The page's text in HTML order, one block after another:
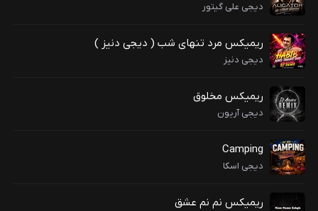
دیجی علی گیتور
ریمیکس مرد تنهای شب ( دیجی دنیز )
دیجی دنیز
ریمیکس مخلوق
دیجی آریون
Camping
دیجی اسکا
ریمیکس نم نم عشق